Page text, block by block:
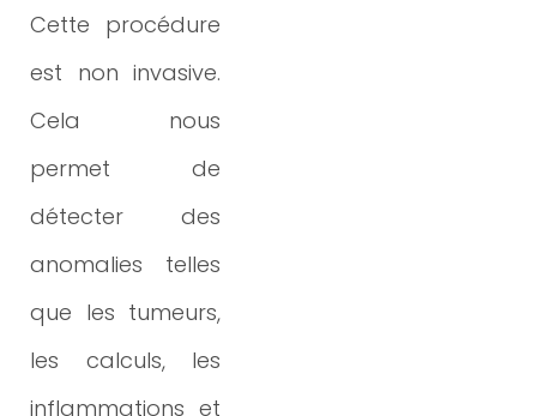
Cette procédure
est non invasive.
Cela nous
permet de
détecter des
anomalies telles
que les tumeurs,
les calculs, les
inflammations et